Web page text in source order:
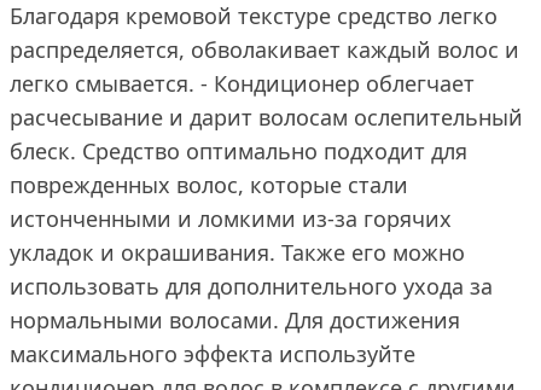
Благодаря кремовой текстуре средство легко
распределяется, обволакивает каждый волос и
легко смывается. - Кондиционер облегчает
расчесывание и дарит волосам ослепительный
блеск. Средство оптимально подходит для
поврежденных волос, которые стали
истонченными и ломкими из-за горячих
укладок и окрашивания. Также его можно
использовать для дополнительного ухода за
нормальными волосами. Для достижения
максимального эффекта используйте